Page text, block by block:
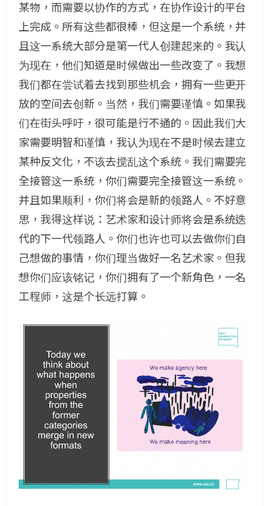
某物，而需要以协作的方式，在协作设计的平台
上完成。所有这些都很棒，但这是一个系统，并
且这一系统大部分是第一代人创建起来的。我认
为现在，他们知道是时候做出一些改变了。我想
我们都在尝试着去找到那些机会，拥有一些更开
放的空间去创新。当然，我们需要谨慎。如果我
们在街头呼吁，很可能是行不通的。因此我们大
家需要明智和谨慎，我认为现在不是时候去建立
某种反文化，不该去搅乱这个系统。我们需要完
全接管这一系统，你们需要完全接管这一系统。
并且如果顺利，你们将会是新的领路人。不好意
思，我得这样说：艺术家和设计师将会是系统迭
代的下一代领路人。你们也许也可以去做你们自
己想做的事情，你们理当做好一名艺术家。但我
想你们应该铭记，你们拥有了一个新角色，一名
工程师，这是个长远打算。